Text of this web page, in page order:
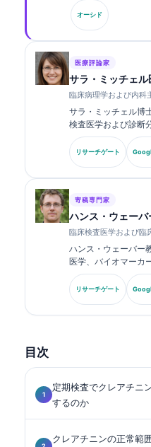
ークの医療的正確性
す。クライン博士は
査医学に関する研
オーシド
医療評論家
サラ・ミッチェル
臨床病理学および内科
サラ・ミッチェル博
検査医学および診断
ちます。臨床化学の
バイオマーカーパネ
発表しています。.
リサーチゲート
寄稿専門家
ハンス・ウェーバ
臨床検査医学および臨
ハンス・ウェーバー
医学、バイオマーカ
識を持ちます。ドイ
パネル解析、バイオ
査医学を専門として
リサーチゲート
目次
定期検査でクレアチニ
するのか
クレアチニンの正常範